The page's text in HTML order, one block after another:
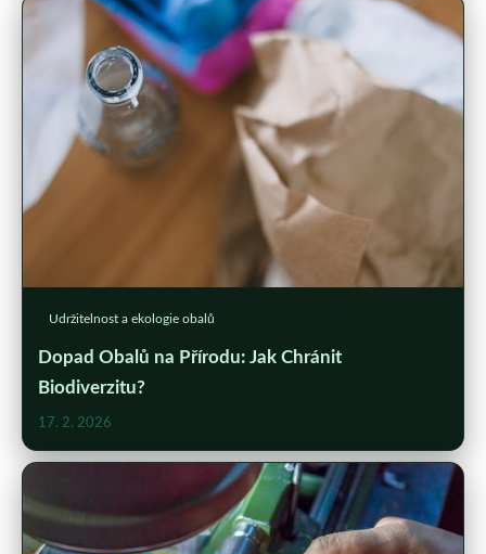
Udržitelnost a ekologie obalů
Dopad Obalů na Přírodu: Jak Chránit
Biodiverzitu?
17. 2. 2026